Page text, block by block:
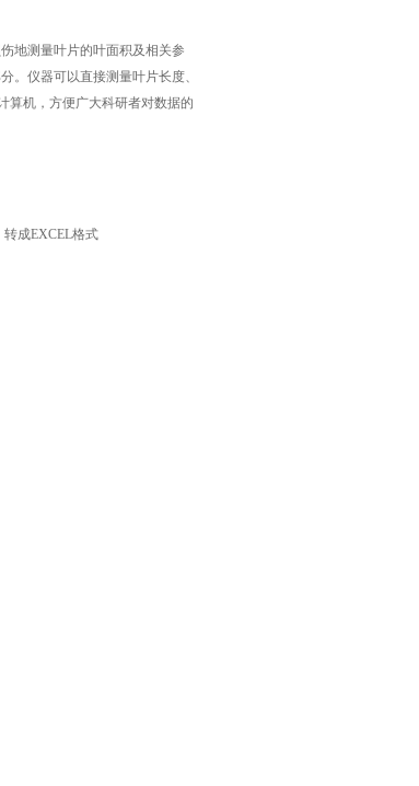
地测量叶片的叶面积及相关参
。仪器可以直接测量叶片长度、
算机，方便广大科研者对数据的
成EXCEL格式